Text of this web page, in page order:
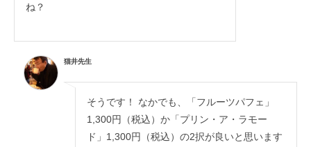
ね？
猫井先生
そうです！ なかでも、「フルーツパフェ」
1,300円（税込）か「プリン・ア・ラモー
ド」1,300円（税込）の2択が良いと思います